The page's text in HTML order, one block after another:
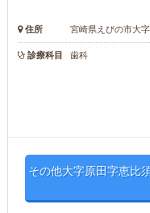
住所 宮崎県えびの市大
診療科目 歯科
その他大字原田字恵比